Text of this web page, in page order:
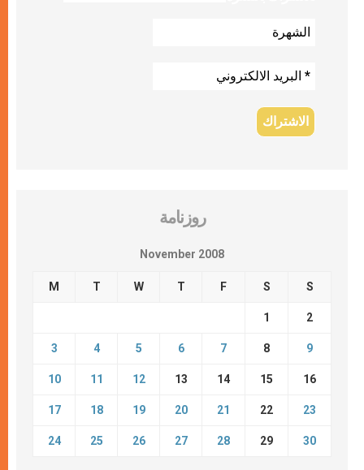
روزنامة
November 2008
M T W T F S S
1 2
3 4 5 6 7 8 9
10 11 12 13 14 15 16
17 18 19 20 21 22 23
24 25 26 27 28 29 30